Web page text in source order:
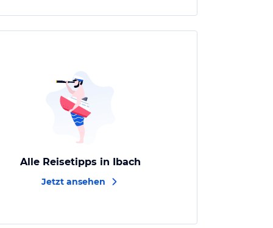
Alle Reisetipps in Ibach
Jetzt ansehen